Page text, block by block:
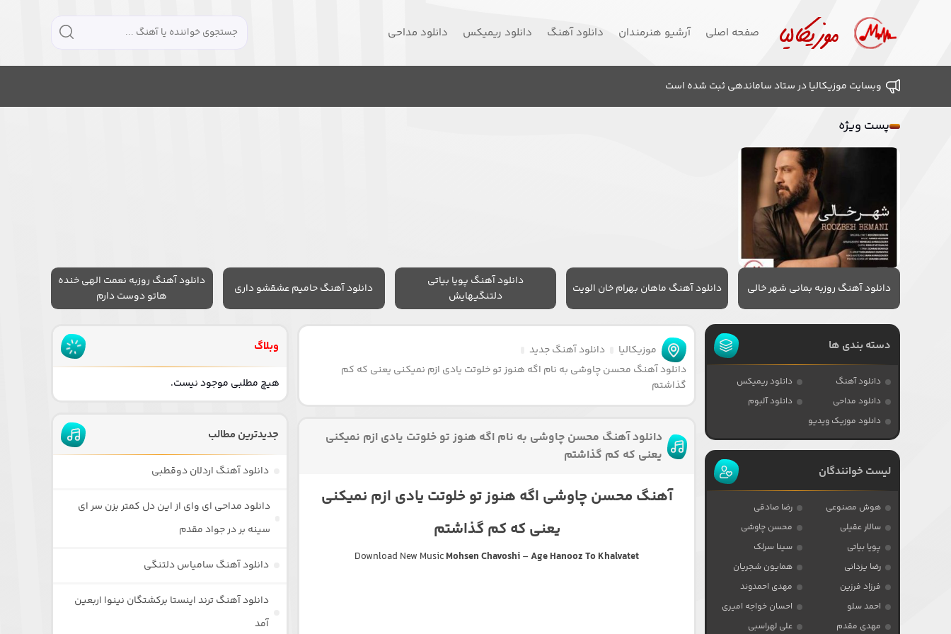
صفحه اصلی آرشیو هنرمندان دانلود آهنگ دانلود ریمیکس دانلود مداحی
وبسایت موزیکالیا در ستاد ساماندهی ثبت شده است
پست ویژه
دانلود آهنگ روزبه بمانی شهر خالی دانلود آهنگ ماهان بهرام خان الویت
دانلود آهنگ پویا بیاتی
دلتنگیهایش
دانلود آهنگ حامیم عشقشو داری
دانلود آهنگ روزبه نعمت الهی خنده
هاتو دوست دارم
موزیکالیا
دانلود آهنگ جدید
دانلود آهنگ محسن چاوشی به نام اگه هنوز تو خلوتت یادی ازم نمیکنی یعنی که کم
گذاشتم
دانلود آهنگ محسن چاوشی به نام اگه هنوز تو خلوتت یادی ازم نمیکنی
یعنی که کم گذاشتم
آهنگ محسن چاوشی اگه هنوز تو خلوتت یادی ازم نمیکنی
یعنی که کم گذاشتم
Download New MusicMohsen Chavoshi–Age Hanooz To Khalvatet
دسته بندی ها
دانلود آهنگ
دانلود ریمیکس
دانلود مداحی
دانلود آلبوم
دانلود موزیک ویدیو
لیست خوانندگان
هوش مصنوعی
رضا صادقی
سالار عقیلی
محسن چاوشی
پویا بیاتی
سینا سرلک
رضا یزدانی
همایون شجریان
فرزاد فرزین
مهدی احمدوند
احمد سلو
احسان خواجه امیری
مهدی مقدم
علی لهراسبی
وبلاگ
هیچ مطلبی موجود نیست.
جدیدترین مطالب
دانلود آهنگ اردلان دوقطبی
دانلود مداحی ای وای از این دل کمتر بزن سر ای
سینه بر در جواد مقدم
دانلود آهنگ سامیاس دلتنگی
دانلود آهنگ ترند اینستا برکشتگان نینوا اربعین
آمد